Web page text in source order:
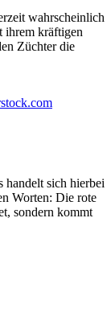
wahrscheinlich
ihrem kräftigen
Züchter die
handelt sich hierbei
Worten: Die rote
sondern kommt